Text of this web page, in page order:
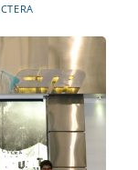
CTERA